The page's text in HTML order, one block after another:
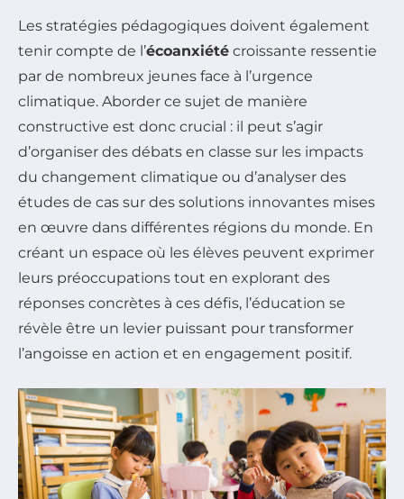
Les stratégies pédagogiques doivent également
tenir compte de l’écoanxiété croissante ressentie
par de nombreux jeunes face à l’urgence
climatique. Aborder ce sujet de manière
constructive est donc crucial : il peut s’agir
d’organiser des débats en classe sur les impacts
du changement climatique ou d’analyser des
études de cas sur des solutions innovantes mises
en œuvre dans différentes régions du monde. En
créant un espace où les élèves peuvent exprimer
leurs préoccupations tout en explorant des
réponses concrètes à ces défis, l’éducation se
révèle être un levier puissant pour transformer
l’angoisse en action et en engagement positif.